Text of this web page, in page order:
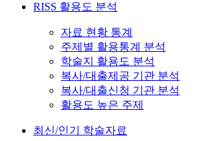
RISS 활용도 분석
자료 현황 통계
주제별 활용통계 분석
학술지 활용도 분석
복사/대출제공 기관 분석
복사/대출신청 기관 분석
활용도 높은 주제
최신/인기 학술자료